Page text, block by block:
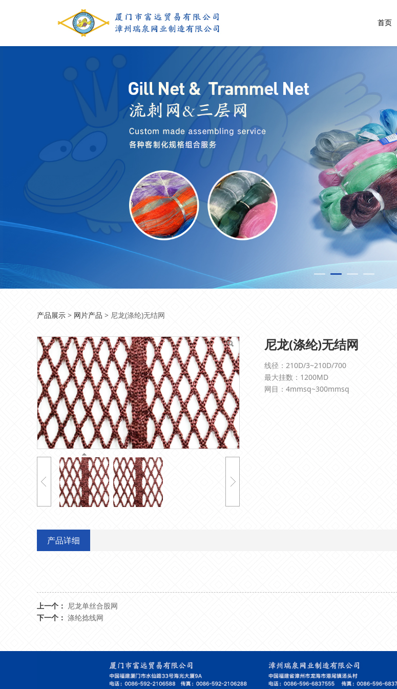
首页
尼龙(涤纶)无结网
产品展示 > 网片产品 > 尼龙(涤纶)无结网
尼龙(涤纶)无结网
线径：210D/3~210D/700
最大挂数：1200MD
网目：4mmsq~300mmsq
产品详细
上一个： 尼龙单丝合股网
下一个： 涤纶捻线网